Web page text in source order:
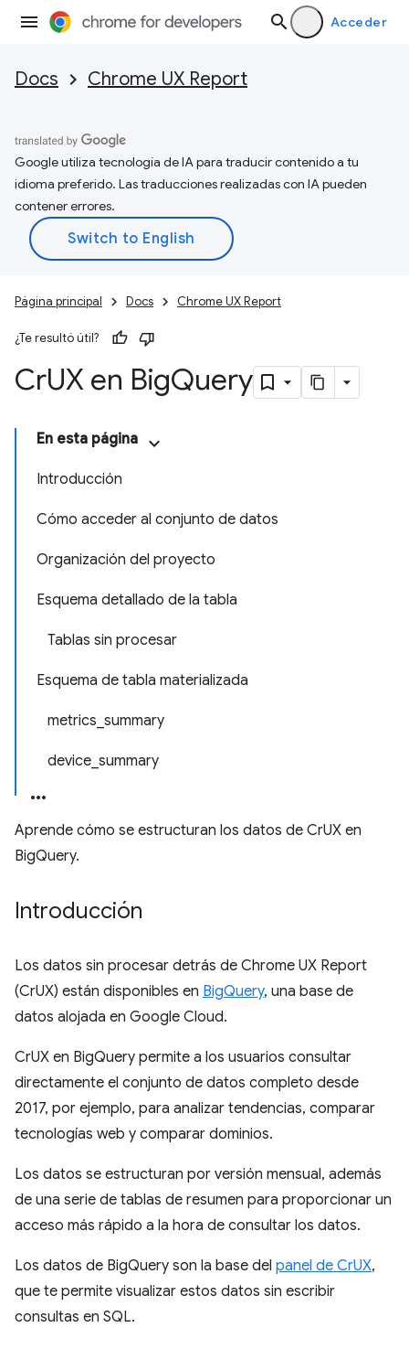
Acceder
Docs Chrome UX Report
Google utiliza tecnología de IA para traducir contenido a tu
idioma preferido. Las traducciones realizadas con IA pueden
contener errores.
Página principal Docs Chrome UX Report
¿Te resultó útil?
CrUX en BigQuery
En esta página
Introducción
Cómo acceder al conjunto de datos
Organización del proyecto
Esquema detallado de la tabla
Tablas sin procesar
Esquema de tabla materializada
metrics_summary
device_summary
Aprende cómo se estructuran los datos de CrUX en
BigQuery.
Introducción
Los datos sin procesar detrás de Chrome UX Report
(CrUX) están disponibles en BigQuery, una base de
datos alojada en Google Cloud.
CrUX en BigQuery permite a los usuarios consultar
directamente el conjunto de datos completo desde
2017, por ejemplo, para analizar tendencias, comparar
tecnologías web y comparar dominios.
Los datos se estructuran por versión mensual, además
de una serie de tablas de resumen para proporcionar un
acceso más rápido a la hora de consultar los datos.
Los datos de BigQuery son la base del panel de CrUX,
que te permite visualizar estos datos sin escribir
consultas en SQL.